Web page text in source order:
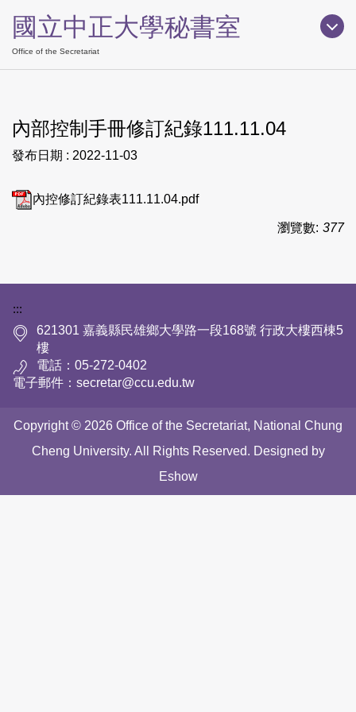
到
主
要
區
國立中正大學秘書室
Office of the Secretariat
內部控制手冊修訂紀錄111.11.04
發布日期 : 2022-11-03
內控修訂紀錄表111.11.04.pdf
瀏覽數: 377
:::
621301 嘉義縣民雄鄉大學路一段168號 行政大樓西棟5
樓
電話：05-272-0402
電子郵件：secretar@ccu.edu.tw
Copyright © 2026 Office of the Secretariat, National Chung
Cheng University. All Rights Reserved. Designed by
Eshow